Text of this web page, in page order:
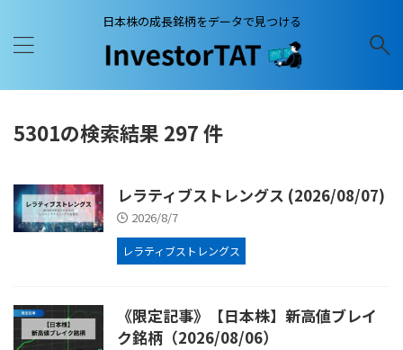
日本株の成長銘柄をデータで見つける
5301の検索結果 297 件
レラティブストレングス (2026/08/07)
2026/8/7
レラティブストレングス
《限定記事》【日本株】新高値ブレイ
ク銘柄（2026/08/06）